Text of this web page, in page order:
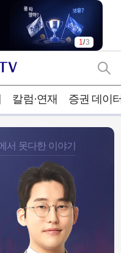
1/3
칼럼·연재 증권 데이
업공익재단, 자립준
서 못다한 이야기